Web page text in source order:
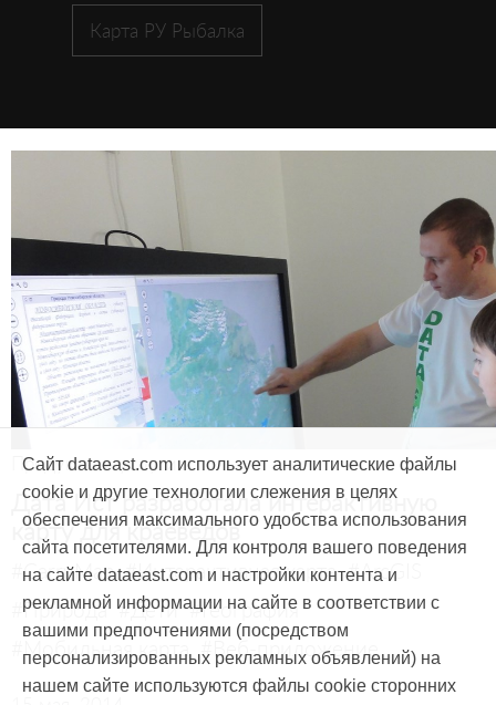
Карта РУ Рыбалка
Продукты и услуги
Дата Ист разработала интерактивную
карту для краеведов
#CarryMap #Интерактивная карта #ArcGIS
#Природа #Дети #География
#Мобильная карта #Веб-приложение
Сайт dataeast.com использует аналитические файлы
cookie и другие технологии слежения в целях
обеспечения максимального удобства использования
сайта посетителями. Для контроля вашего поведения
на сайте dataeast.com и настройки контента и
рекламной информации на сайте в соответствии с
вашими предпочтениями (посредством
персонализированных рекламных объявлений) на
нашем сайте используются файлы cookie сторонних